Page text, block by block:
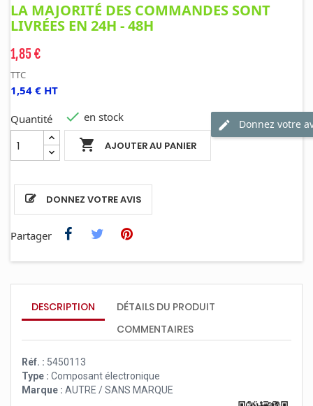
LA MAJORITÉ DES COMMANDES SONT
LIVRÉES EN 24H - 48H
1,85 €
TTC
1,54 € HT
Quantité
 AJOUTER AU PANIER
 en stock
DONNEZ VOTRE AVIS
Donnez votre
Partager
DESCRIPTION
DÉTAILS DU PRODUIT
COMMENTAIRES
Réf. : 5450113
Type : Composant électronique
Marque : AUTRE / SANS MARQUE